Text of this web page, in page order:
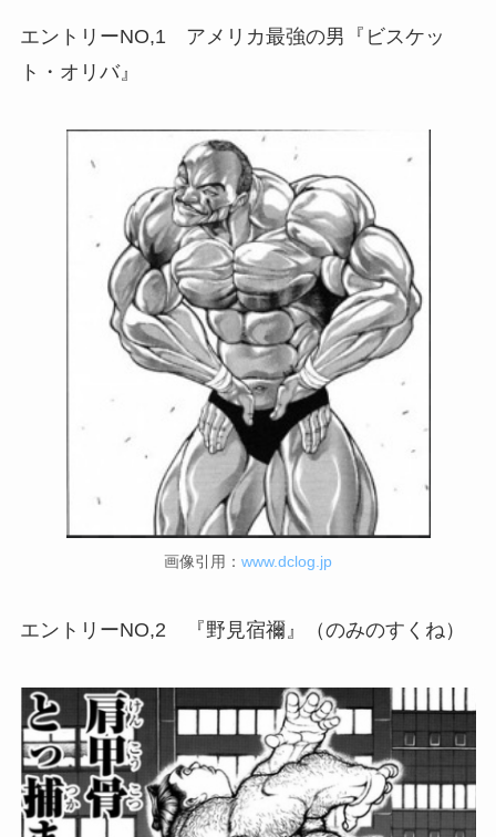
エントリーNO,1 アメリカ最強の男『ビスケッ
ト・オリバ』
画像引用： www.dclog.jp
エントリーNO,2 『野見宿禰』（のみのすくね）